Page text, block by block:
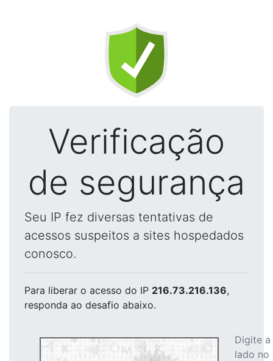
Verificação
de segurança
Seu IP fez diversas tentativas de
acessos suspeitos a sites hospedados
conosco.
Para liberar o acesso do IP 216.73.216.136,
responda ao desafio abaixo.
Digite
lado no